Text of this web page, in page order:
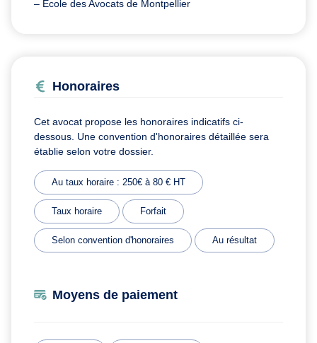
– Ecole des Avocats de Montpellier
Honoraires
Cet avocat propose les honoraires indicatifs ci-
dessous. Une convention d'honoraires détaillée sera
établie selon votre dossier.
Au taux horaire : 250€ à 80 € HT
Taux horaire Forfait
Selon convention d'honoraires Au résultat
Moyens de paiement